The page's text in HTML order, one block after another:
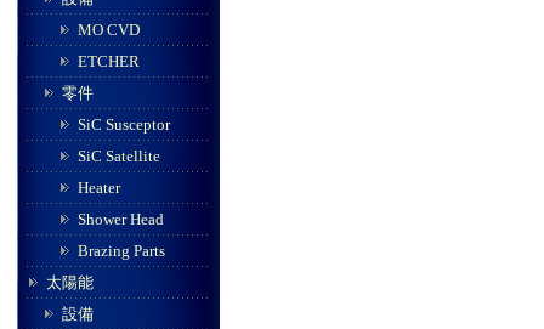
MO CVD
ETCHER
零件
SiC Susceptor
SiC Satellite
Heater
Shower Head
Brazing Parts
太陽能
設備